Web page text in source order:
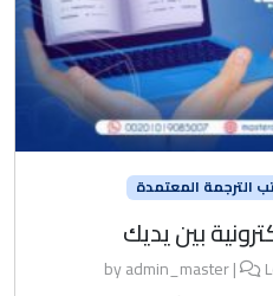
الترجمة المعتمدة
بين يديك
admin_master|